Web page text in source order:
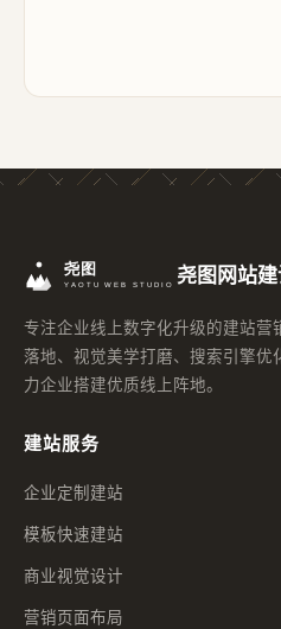
尧图网站
专注企业线上数字化升级的建站
落地、视觉美学打磨、搜索引擎
力企业搭建优质线上阵地。
建站服务
企业定制建站
模板快速建站
商业视觉设计
营销页面布局